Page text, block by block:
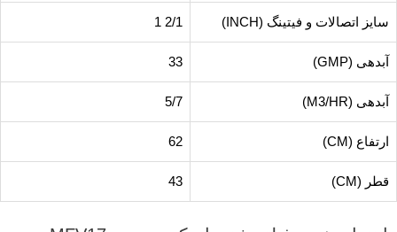
سایز اتصالات و فیتینگ (INCH) 2/1 1
آبدهی (GMP) 33
آبدهی (M3/HR) 5/7
ارتفاع (CM) 62
قطر (CM) 43